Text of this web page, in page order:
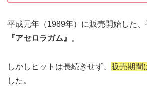
平成元年（1989年）に販売開始した
『アセロラガム』
。
しかしヒットは長続きせず、 販売期間
した。